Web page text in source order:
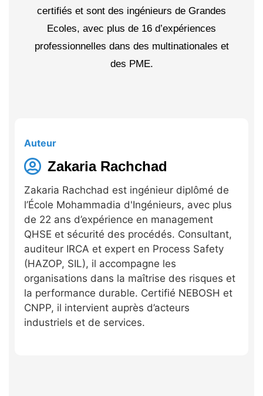
certifiés et sont des ingénieurs de Grandes
Ecoles, avec plus de 16 d’expériences
professionnelles dans des multinationales et
des PME.
Auteur
Zakaria Rachchad
Zakaria Rachchad est ingénieur diplômé de
l’École Mohammadia d'Ingénieurs, avec plus
de 22 ans d’expérience en management
QHSE et sécurité des procédés. Consultant,
auditeur IRCA et expert en Process Safety
(HAZOP, SIL), il accompagne les
organisations dans la maîtrise des risques et
la performance durable. Certifié NEBOSH et
CNPP, il intervient auprès d’acteurs
industriels et de services.